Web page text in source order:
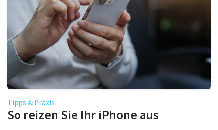
Tipps & Praxis
So reizen Sie Ihr iPhone aus